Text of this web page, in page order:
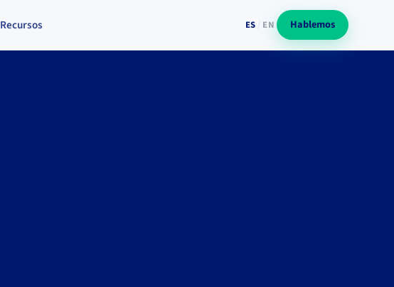
Recursos ES EN Hablemos